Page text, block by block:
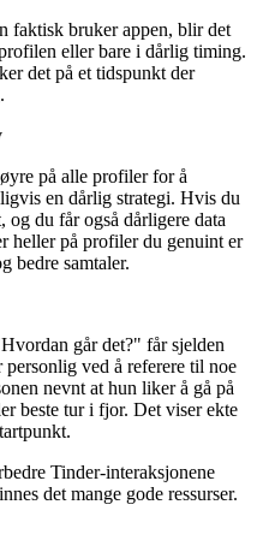
faktisk bruker appen, blir det
eller bare i dårlig timing.
det på et tidspunkt der
på alle profiler for å
en dårlig strategi. Hvis du
og du får også dårligere data
heller på profiler du genuint er
bedre samtaler.
går det?" får sjelden
ved å referere til noe
nevnt at hun liker å gå på
beste tur i fjor. Det viser ekte
Tinder-interaksjonene
det mange gode ressurser.